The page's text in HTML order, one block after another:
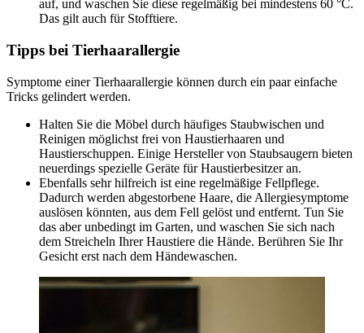
auf, und waschen Sie diese regelmäßig bei mindestens 60 °C.
Das gilt auch für Stofftiere.
Tipps bei Tierhaarallergie
Symptome einer Tierhaarallergie können durch ein paar einfache
Tricks gelindert werden.
Halten Sie die Möbel durch häufiges Staubwischen und
Reinigen möglichst frei von Haustierhaaren und
Haustierschuppen. Einige Hersteller von Staubsaugern bieten
neuerdings spezielle Geräte für Haustierbesitzer an.
Ebenfalls sehr hilfreich ist eine regelmäßige Fellpflege.
Dadurch werden abgestorbene Haare, die Allergiesymptome
auslösen könnten, aus dem Fell gelöst und entfernt. Tun Sie
das aber unbedingt im Garten, und waschen Sie sich nach
dem Streicheln Ihrer Haustiere die Hände. Berühren Sie Ihr
Gesicht erst nach dem Händewaschen.